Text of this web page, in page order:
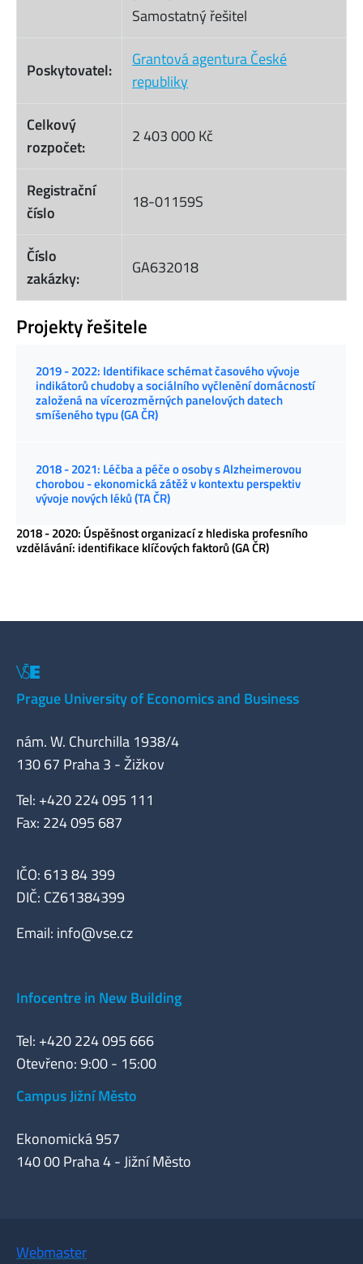
Samostatný řešitel
Poskytovatel:
Grantová agentura České
republiky
Celkový
rozpočet:
2 403 000 Kč
Registrační
číslo
18-01159S
Číslo
zakázky:
GA632018
Projekty řešitele
2019 - 2022: Identifikace schémat časového vývoje
indikátorů chudoby a sociálního vyčlenění domácností
založená na vícerozměrných panelových datech
smíšeného typu (GA ČR)
2018 - 2021: Léčba a péče o osoby s Alzheimerovou
chorobou - ekonomická zátěž v kontextu perspektiv
vývoje nových léků (TA ČR)
2018 - 2020: Úspěšnost organizací z hlediska profesního
vzdělávání: identifikace klíčových faktorů (GA ČR)
Prague University of Economics and Business
nám. W. Churchilla 1938/4
130 67 Praha 3 - Žižkov
Tel: +420 224 095 111
Fax: 224 095 687
IČO: 613 84 399
DIČ: CZ61384399
Email: info@vse.cz
Infocentre in New Building
Tel: +420 224 095 666
Otevřeno: 9:00 - 15:00
Campus Jižní Město
Ekonomická 957
140 00 Praha 4 - Jižní Město
Webmaster